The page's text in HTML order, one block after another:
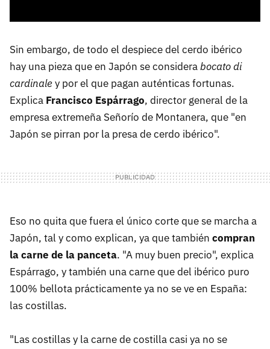
Sin embargo, de todo el despiece del cerdo ibérico
hay una pieza que en Japón se considerabocato di
cardinaley por el que pagan auténticas fortunas.
Explica Francisco Espárrago, director general de la
empresa extremeña Señorío de Montanera, que "en
Japón se pirran por la presa de cerdo ibérico".
Eso no quita que fuera el único corte que se marcha a
Japón, tal y como explican, ya que también compran
la carne de la panceta. "A muy buen precio", explica
Espárrago, y también una carne que del ibérico puro
100% bellota prácticamente ya no se ve en España:
las costillas.
"Las costillas y la carne de costilla casi ya no se